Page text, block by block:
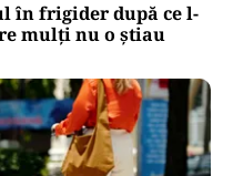
în frigider după ce l-
mulți nu o știau